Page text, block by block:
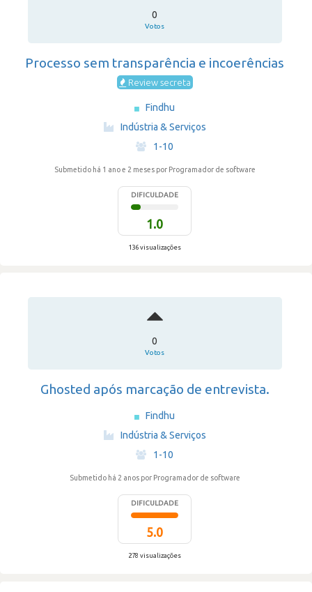
0
Votos
Processo sem transparência e incoerências
Review secreta
Findhu
Indústria & Serviços
·
1-10
Submetido há 1 ano e 2 meses por Programador de software
DIFICULDADE
1.0
136 visualizações
0
Votos
Ghosted após marcação de entrevista.
Findhu
Indústria & Serviços
·
1-10
Submetido há 2 anos por Programador de software
DIFICULDADE
5.0
278 visualizações